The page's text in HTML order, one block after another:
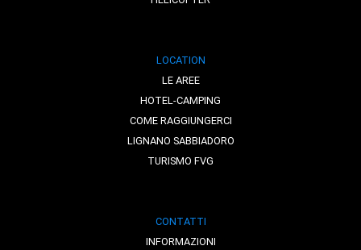
LOCATION
LE AREE
HOTEL-CAMPING
COME RAGGIUNGERCI
LIGNANO SABBIADORO
TURISMO FVG
CONTATTI
INFORMAZIONI